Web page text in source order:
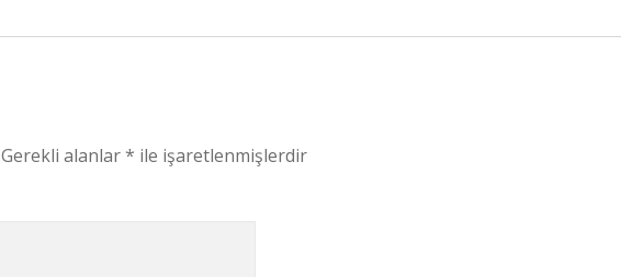
Gerekli alanlar* ile işaretlenmişlerdir